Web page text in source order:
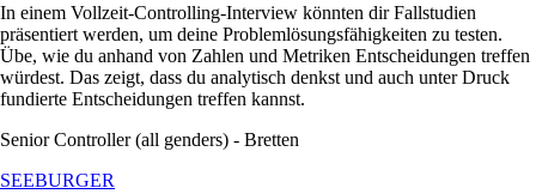
In einem Vollzeit-Controlling-Interview könnten dir Fallstudien
präsentiert werden, um deine Problemlösungsfähigkeiten zu testen.
Übe, wie du anhand von Zahlen und Metriken Entscheidungen treffen
würdest. Das zeigt, dass du analytisch denkst und auch unter Druck
fundierte Entscheidungen treffen kannst.
Senior Controller (all genders) - Bretten
SEEBURGER